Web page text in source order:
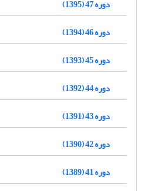
دوره 47 (1395)
دوره 46 (1394)
دوره 45 (1393)
دوره 44 (1392)
دوره 43 (1391)
دوره 42 (1390)
دوره 41 (1389)